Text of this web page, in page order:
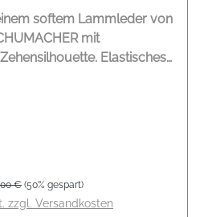
softem Lammleder von
mit
Elastisches
Preis:
€ (50% gespart)
zzgl. Versandkosten